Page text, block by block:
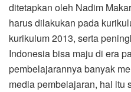
ditetapkan oleh Nadim
harus dilakukan pada
kurikulum 2013, serta
Indonesia bisa maju di era
pembelajarannya banyak
media pembelajaran, hal itu